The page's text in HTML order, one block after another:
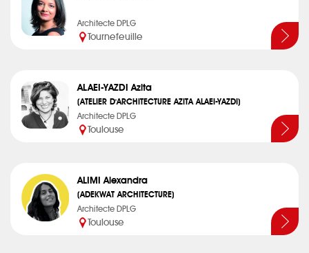
Architecte DPLG
Tournefeuille
ALAEI-YAZDI Azita
(ATELIER D'ARCHITECTURE AZITA ALAEI-YAZDI)
Architecte DPLG
Toulouse
ALIMI Alexandra
(ADEKWAT ARCHITECTURE)
Architecte DPLG
Toulouse